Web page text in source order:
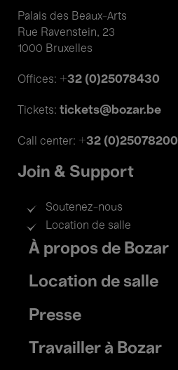
Palais des Beaux-Arts
Rue Ravenstein, 23
1000 Bruxelles
Offices: +32 (0)25078430
Tickets: tickets@bozar.be
Call center: +32 (0)25078200
Join & Support
Soutenez-nous
Location de salle
Footer
menu
À propos de Bozar
Location de salle
Presse
Travailler à Bozar